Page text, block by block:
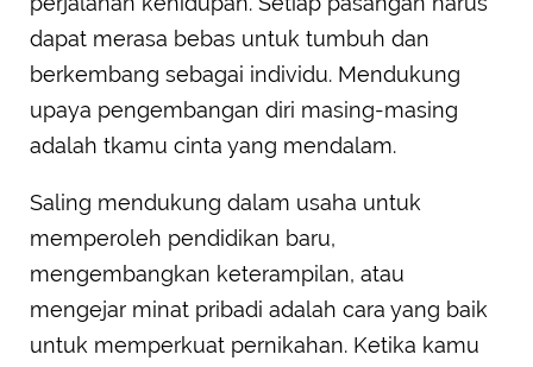
dapat merasa bebas untuk tumbuh dan
berkembang sebagai individu. Mendukung
upaya pengembangan diri masing-masing
adalah tkamu cinta yang mendalam.
Saling mendukung dalam usaha untuk
memperoleh pendidikan baru,
mengembangkan keterampilan, atau
mengejar minat pribadi adalah cara yang baik
untuk memperkuat pernikahan. Ketika kamu